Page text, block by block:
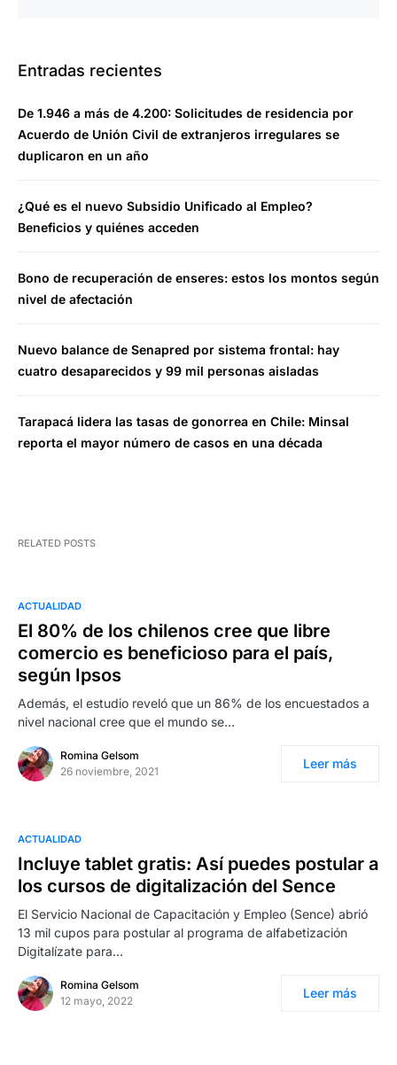
Entradas recientes
De 1.946 a más de 4.200: Solicitudes de residencia por
Acuerdo de Unión Civil de extranjeros irregulares se
duplicaron en un año
¿Qué es el nuevo Subsidio Unificado al Empleo?
Beneficios y quiénes acceden
Bono de recuperación de enseres: estos los montos según
nivel de afectación
Nuevo balance de Senapred por sistema frontal: hay
cuatro desaparecidos y 99 mil personas aisladas
Tarapacá lidera las tasas de gonorrea en Chile: Minsal
reporta el mayor número de casos en una década
RELATED POSTS
ACTUALIDAD
El 80% de los chilenos cree que libre
comercio es beneficioso para el país,
según Ipsos
Además, el estudio reveló que un 86% de los encuestados a
nivel nacional cree que el mundo se…
Romina Gelsom
26 noviembre, 2021
Leer más
ACTUALIDAD
Incluye tablet gratis: Así puedes postular a
los cursos de digitalización del Sence
El Servicio Nacional de Capacitación y Empleo (Sence) abrió
13 mil cupos para postular al programa de alfabetización
Digitalízate para…
Romina Gelsom
12 mayo, 2022
Leer más